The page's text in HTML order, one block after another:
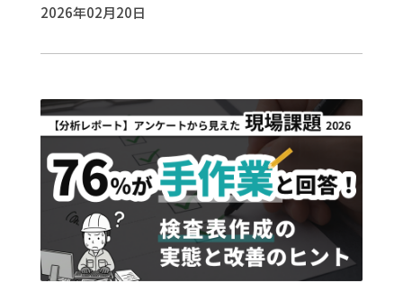
2026年02月20日